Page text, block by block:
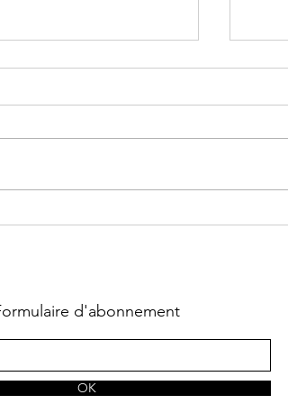
d'abonnement
OK